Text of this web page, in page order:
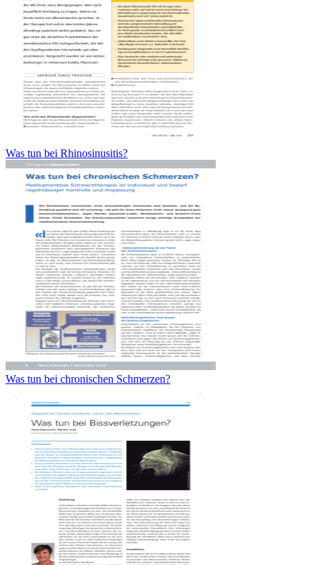
Was tun bei Rhinosinusitis?
Was tun bei chronischen Schmerzen?